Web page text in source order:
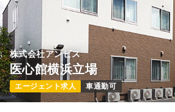
株式会社アンビス
医心館横浜立場
エージェント求人 車通勤可